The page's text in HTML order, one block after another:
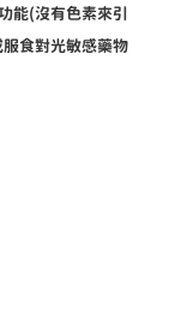
能(沒有色素來引
食對光敏感藥物